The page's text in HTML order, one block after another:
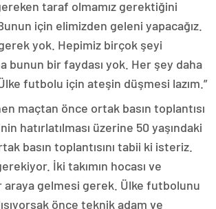
taraf olmamız gerektiğini
için elimizden geleni yapacağız.
yok. Hepimiz birçok şeyi
bunun bir faydası yok. Her şey daha
futbolu için ateşin düşmesi lazım.”
maçtan önce ortak basın toplantısı
hatırlatılması üzerine 50 yaşındaki
basın toplantısını tabii ki isteriz.
İki takımın hocası ve
araya gelmesi gerek. Ülke futbolunu
önce teknik adam ve